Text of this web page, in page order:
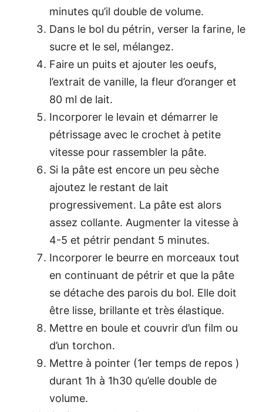
minutes qu’il double de volume.
Dans le bol du pétrin, verser la farine, le
sucre et le sel, mélangez.
Faire un puits et ajouter les oeufs,
l’extrait de vanille, la fleur d’oranger et
80 ml de lait.
Incorporer le levain et démarrer le
pétrissage avec le crochet à petite
vitesse pour rassembler la pâte.
Si la pâte est encore un peu sèche
ajoutez le restant de lait
progressivement. La pâte est alors
assez collante. Augmenter la vitesse à
4-5 et pétrir pendant 5 minutes.
Incorporer le beurre en morceaux tout
en continuant de pétrir et que la pâte
se détache des parois du bol. Elle doit
être lisse, brillante et très élastique.
Mettre en boule et couvrir d’un film ou
d’un torchon.
Mettre à pointer (1er temps de repos )
durant 1h à 1h30 qu’elle double de
volume.